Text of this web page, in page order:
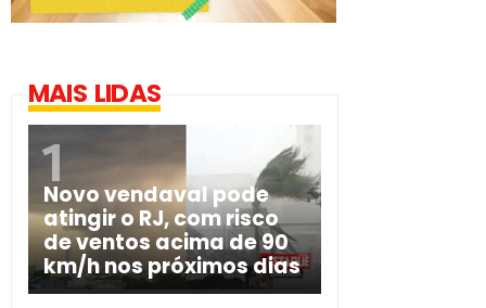
MAIS LIDAS
Novo vendaval pode
atingir o RJ, com risco
de ventos acima de 90
km/h nos próximos dias